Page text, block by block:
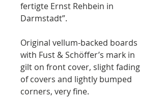
fertigte Ernst Rehbein in
Darmstadt”.
Original vellum-backed boards
with Fust & Schöffer’s mark in
gilt on front cover, slight fading
of covers and lightly bumped
corners, very fine.